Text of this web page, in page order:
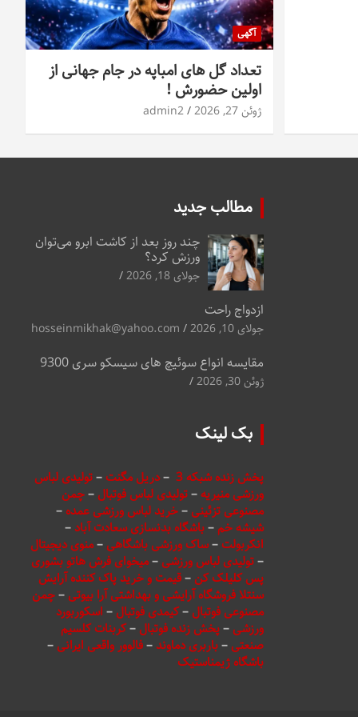
آگهی
تعداد گل های امباپه در جام جهانی از
اولین حضورش !
ژوئن 27, 2026 admin2
مطالب جدید
چند روز بعد از کاشت ابرو می‌توان
ورزش کرد؟
جولای 18, 2026
ازدواج راحت
جولای 10, 2026 hosseinmikhak@yahoo.com
مقایسه انواع سوئیچ های سیسکو سری 9300
ژوئن 30, 2026
بک لینک
پخش زنده شبکه 3 –دریل مگنت–تولیدی لباس
ورزشی منیریه–تولیدی لباس فوتبال –چمن
مصنوعی تزئینی –خرید لباس ورزشی عمده–
شیشه خم–باشگاه بدنسازی سعادت آباد –
انکربولت–ساک ورزشی باشگاهی –منوی دیجیتال
–تولیدی لباس ورزشی –میخوای فرش هاتو بشوری
پس کلیلک کن –قیمت و خرید پاک کننده آرایش
سنتلا فروشگاه آرایشی و بهداشتی آرا بیوتی –چمن
مصنوعی فوتبال –کیمدی فوتبال – اسکوربورد
ورزشی –پخش زنده فوتبال –کربنات کلسیم
صنعتی –باربری دماوند–فالوور واقعی ایرانی –
باشگاه ژیمناستیک